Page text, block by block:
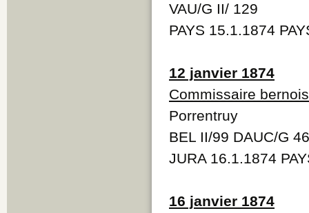
VAU/G II/ 129
PAYS 15.1.1874
12 janvier 1874
Commissaire bernois
Porrentruy
BEL II/99 DAUC/G
JURA 16.1.1874
16 janvier 1874